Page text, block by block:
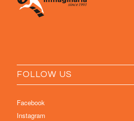
FOLLOW US
Facebook
Instagram